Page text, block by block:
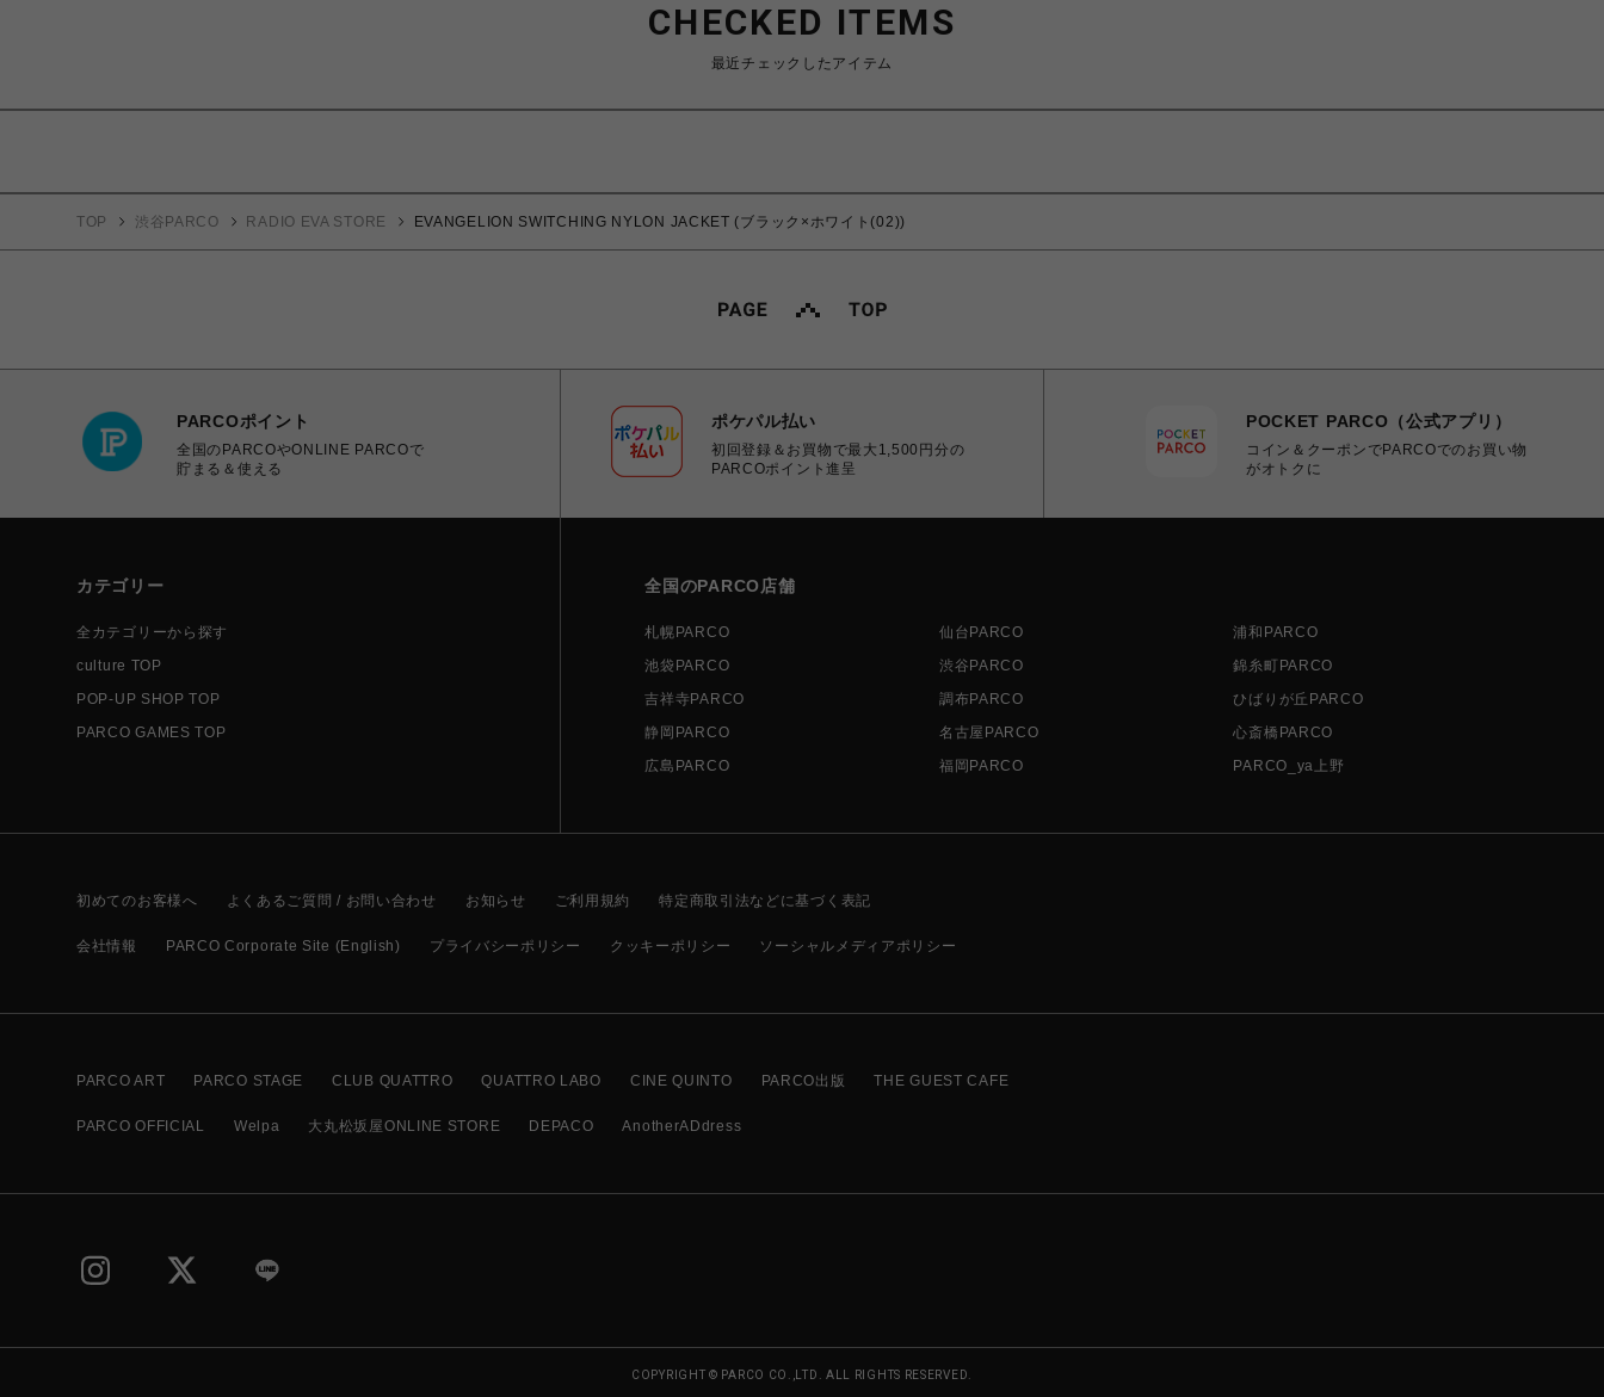
CHECKED ITEMS
最近チェックしたアイテム
TOP 渋谷PARCO RADIO EVA STORE EVANGELION SWITCHING NYLON JACKET (ブラック×ホワイト(02))
PARCOポイント
全国のPARCOやONLINE PARCOで
貯まる＆使える
ポケパル払い
初回登録＆お買物で最大1,500円分の
PARCOポイント進呈
POCKET PARCO（公式アプリ）
コイン＆クーポンでPARCOでのお買い物
がオトクに
カテゴリー
全カテゴリーから探す
culture TOP
POP-UP SHOP TOP
PARCO GAMES TOP
全国のPARCO店舗
札幌PARCO 仙台PARCO
浦和PARCO
池袋PARCO
渋谷PARCO
錦糸町PARCO
吉祥寺PARCO
調布PARCO
ひばりが丘PARCO
静岡PARCO
名古屋PARCO
心斎橋PARCO
広島PARCO
福岡PARCO PARCO_ya上野
初めてのお客様へ よくあるご質問 / お問い合わせ お知らせ ご利用規約 特定商取引法などに基づく表記
会社情報 PARCO Corporate Site (English) プライバシーポリシー クッキーポリシー ソーシャルメディアポリシー
PARCO ART PARCO STAGE CLUB QUATTRO QUATTRO LABO CINE QUINTO PARCO出版 THE GUEST CAFE
PARCO OFFICIAL Welpa 大丸松坂屋ONLINE STORE DEPACO AnotherADdress
COPYRIGHT © PARCO CO.,LTD. ALL RIGHTS RESERVED.